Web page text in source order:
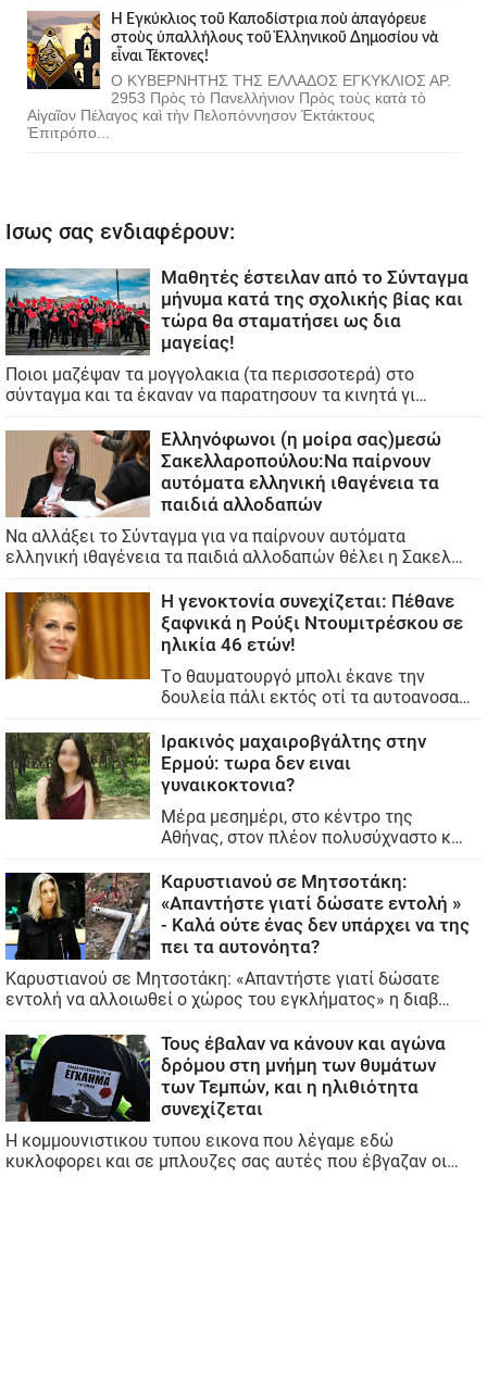
Ἡ Ἐγκύκλιος τοῦ Καποδίστρια ποὺ ἀπαγόρευε
στοὺς ὑπαλλήλους τοῦ Ἑλληνικοῦ Δημοσίου νὰ
εἶναι Τέκτονες!
Ο ΚΥΒΕΡΝΗΤΗΣ ΤΗΣ ΕΛΛΑΔΟΣ ΕΓΚΥΚΛΙΟΣ ΑΡ.
2953 Πρὸς τὸ Πανελλήνιον Πρὸς τοὺς κατὰ τὸ
Αἰγαῖον Πέλαγος καὶ τὴν Πελοπόννησον Ἐκτάκτους
Ἐπιτρόπο...